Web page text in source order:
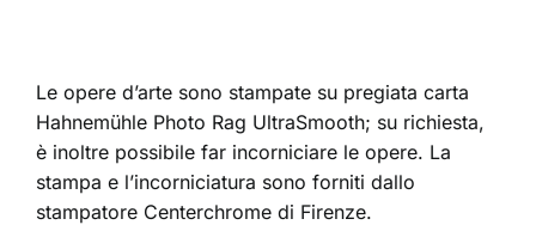
Le opere d’arte sono stampate su pregiata carta
Hahnemühle Photo Rag UltraSmooth; su richiesta,
è inoltre possibile far incorniciare le opere. La
stampa e l’incorniciatura sono forniti dallo
stampatore Centerchromedi Firenze.